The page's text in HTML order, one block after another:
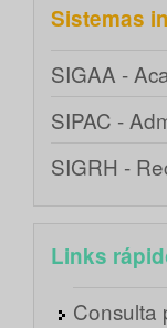
Sistemas
SIGAA -
SIPAC -
SIGRH -
Links
Consulta